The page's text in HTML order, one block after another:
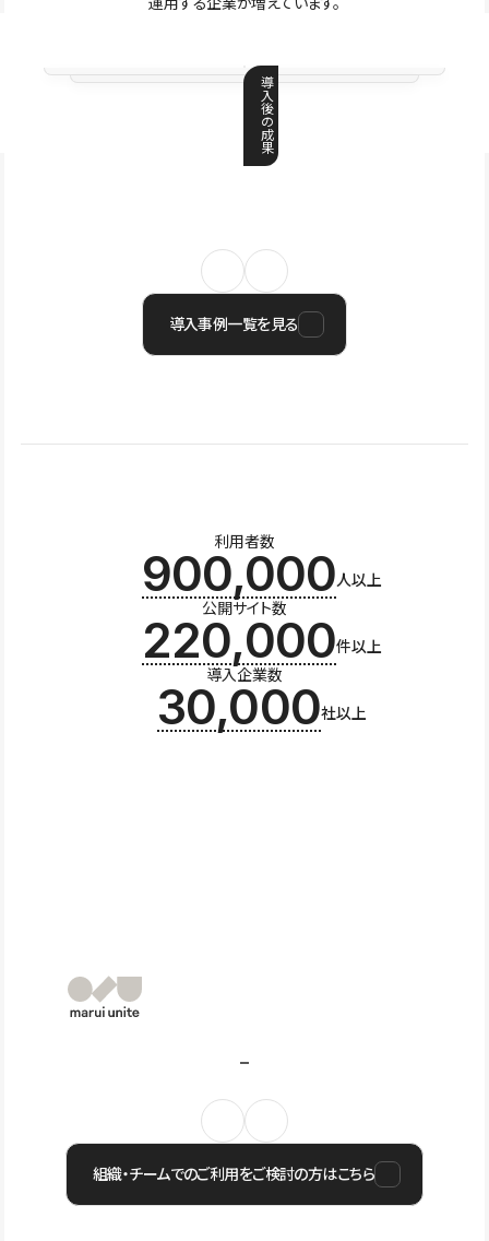
導
入
後
の
成
果
導入事例一覧を見る
利用者数
900,000人以上
公開サイト数
220,000件以上
導入企業数
30,000社以上
組織・チームでのご利用をご検討の方はこちら